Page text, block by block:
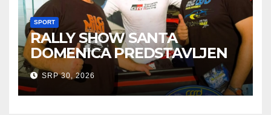
SPORT
RALLY SHOW SANTA
DOMENICA PREDSTAVLJEN
U AUSTRIJI
SRP 30, 2026